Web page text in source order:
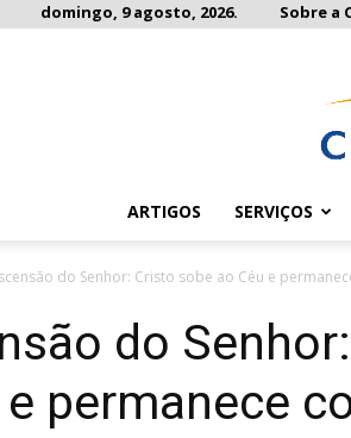
domingo, 9 agosto, 2026. Sobre a
ARTIGOS SERVIÇOS
do Senhor: Cristo sobe ao Céu e
do
e permanece